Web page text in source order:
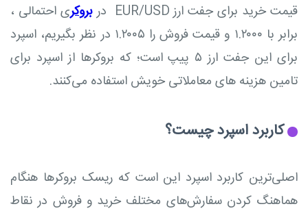
قیمت خرید برای جفت ارز EUR/USD در
بروکری احتمالی ،
برابر با ۱.۲۰۰۰ و قیمت فروش را ۱.۲۰۰۵ در نظر بگیریم، اسپرد
برای این جفت ارز ۵ پیپ است؛ که بروکرها از اسپرد برای
تامین هزینه های معاملاتی خویش استفاده می‌کنند.
کاربرد اسپرد چیست؟
اصلی‌ترین کاربرد اسپرد این است که ریسک بروکرها هنگام
هماهنگ کردن سفارش‌های مختلف خرید و فروش در نقاط